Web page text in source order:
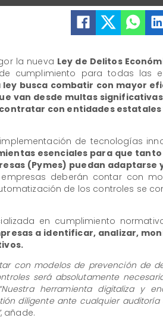
la nueva Ley de Delitos
cumplimiento para todas las
ley busca combatir con mayor
van desde multas
con entidades estatales
de tecnologías
esenciales para que
(Pymes) puedan adaptarse
deberán contar con
de los controles se
en cumplimiento
a identificar, analizar,
con modelos de prevención de
será absolutamente
“Nuestra herramienta digitaliza y
diligente ante cualquier auditoría
, añade.